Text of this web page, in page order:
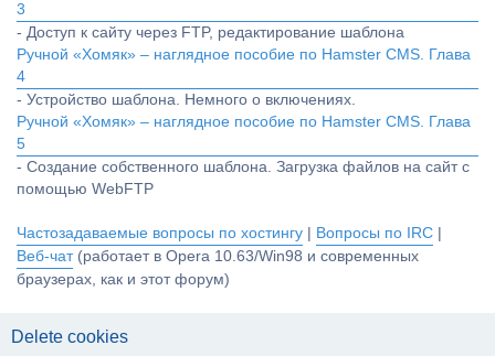
3
- Доступ к сайту через FTP, редактирование шаблона
Ручной «Хомяк» – наглядное пособие по Hamster CMS. Глава
4
- Устройство шаблона. Немного о включениях.
Ручной «Хомяк» – наглядное пособие по Hamster CMS. Глава
5
- Создание собственного шаблона. Загрузка файлов на сайт с
помощью WebFTP
Частозадаваемые вопросы по хостингу Вопросы по IRC
Веб-чат(работает в Opera 10.63/Win98 и современных
браузерах, как и этот форум)
Delete cookies